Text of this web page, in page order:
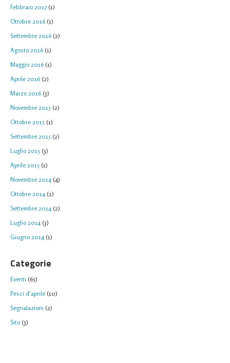
Febbraio 2017 (1)
Ottobre 2016 (1)
Settembre 2016 (2)
Agosto 2016 (1)
Maggio 2016 (1)
Aprile 2016 (2)
Marzo 2016 (3)
Novembre 2015 (2)
Ottobre 2015 (1)
Settembre 2015 (2)
Luglio 2015 (3)
Aprile 2015 (1)
Novembre 2014 (4)
Ottobre 2014 (2)
Settembre 2014 (2)
Luglio 2014 (3)
Giugno 2014 (1)
Categorie
Eventi (65)
Pesci d'aprile (10)
Segnalazioni (2)
Sito (3)